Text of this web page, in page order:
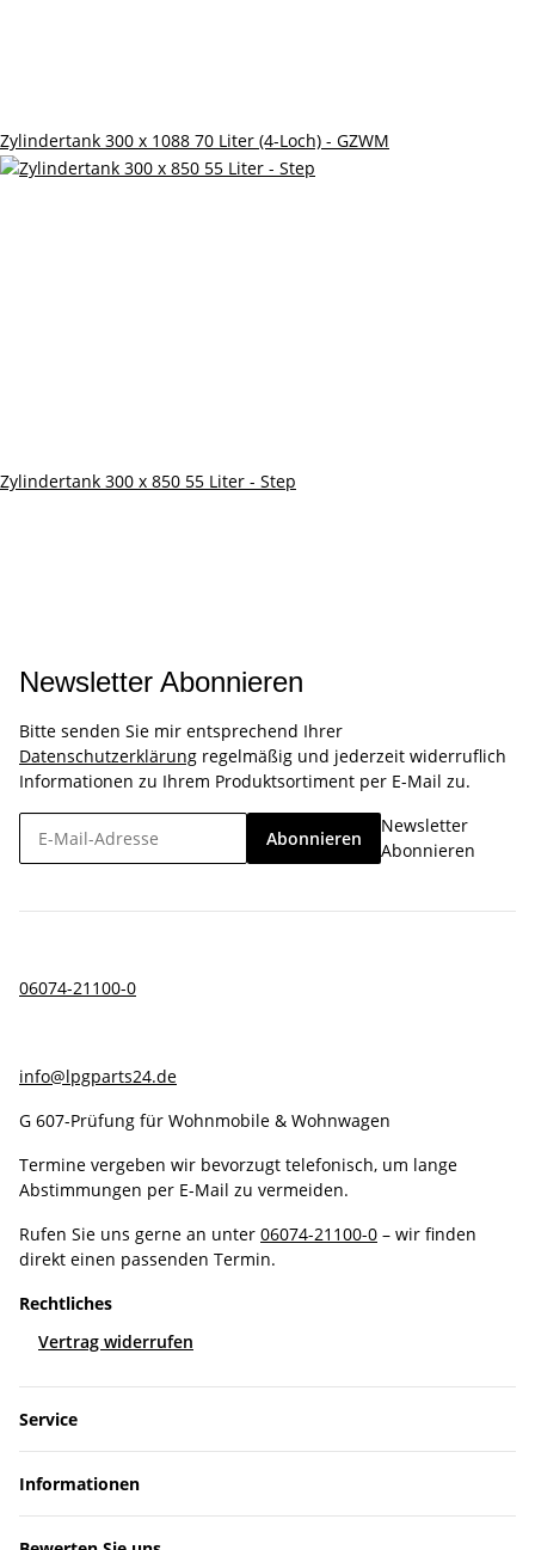
Zylindertank 300 x 1088 70 Liter (4-Loch) - GZWM
Zylindertank 300 x 850 55 Liter - Step
Newsletter Abonnieren
Bitte senden Sie mir entsprechend Ihrer
Datenschutzerklärung regelmäßig und jederzeit widerruflich
Informationen zu Ihrem Produktsortiment per E-Mail zu.
Abonnieren
Newsletter
Abonnieren
06074-21100-0
info@lpgparts24.de
G 607-Prüfung für Wohnmobile & Wohnwagen
Termine vergeben wir bevorzugt telefonisch, um lange
Abstimmungen per E-Mail zu vermeiden.
Rufen Sie uns gerne an unter 06074-21100-0 – wir finden
direkt einen passenden Termin.
Rechtliches
Vertrag widerrufen
Service
Informationen